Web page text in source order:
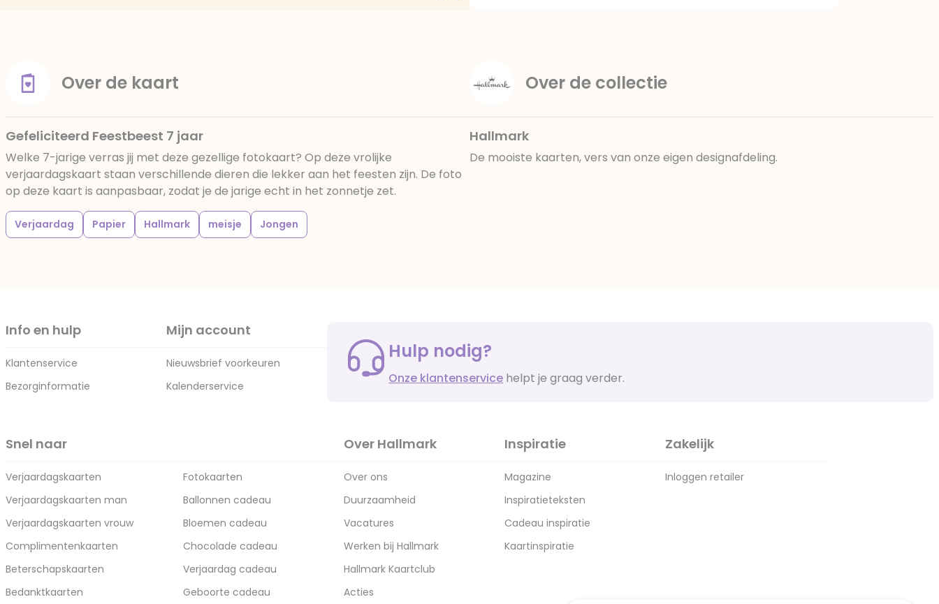
Over de kaart
Gefeliciteerd Feestbeest 7 jaar
Welke 7-jarige verras jij met deze gezellige fotokaart? Op deze vrolijke
verjaardagskaart staan verschillende dieren die lekker aan het feesten zijn. De foto
op deze kaart is aanpasbaar, zodat je de jarige echt in het zonnetje zet.
Verjaardag Papier Hallmark meisje Jongen
Over de collectie
Hallmark
De mooiste kaarten, vers van onze eigen designafdeling.
Info en hulp
Klantenservice
Bezorginformatie
Mijn account
Nieuwsbrief voorkeuren
Kalenderservice
Hulp nodig?
Onze klantenservice helpt je graag verder.
Snel naar
Verjaardagskaarten
Verjaardagskaarten man
Verjaardagskaarten vrouw
Complimentenkaarten
Beterschapskaarten
Bedanktkaarten
Fotokaarten
Ballonnen cadeau
Bloemen cadeau
Chocolade cadeau
Verjaardag cadeau
Geboorte cadeau
Over Hallmark
Over ons
Duurzaamheid
Vacatures
Werken bij Hallmark
Hallmark Kaartclub
Acties
Inspiratie
Magazine
Inspiratieteksten
Cadeau inspiratie
Kaartinspiratie
Zakelijk
Inloggen retailer